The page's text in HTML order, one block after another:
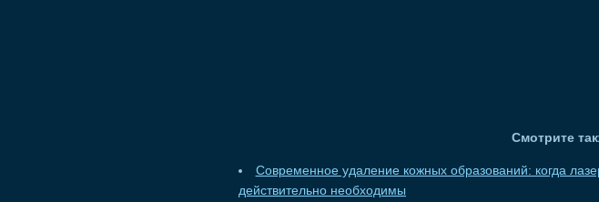
Смотрите
Современное удаление кожных образований: когда
действительно необходимы